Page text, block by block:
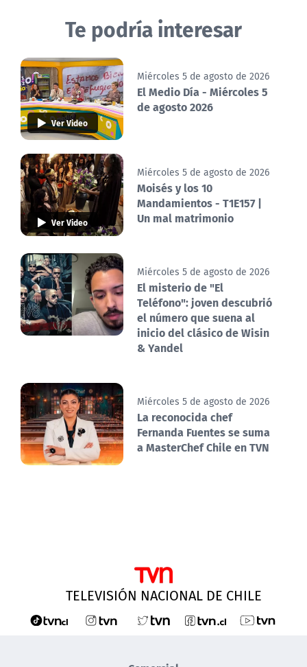
Te podría interesar
Ver Video
Miércoles 5 de agosto de 2026
El Medio Día - Miércoles 5
de agosto 2026
Ver Video
Miércoles 5 de agosto de 2026
Moisés y los 10
Mandamientos - T1E157 |
Un mal matrimonio
Miércoles 5 de agosto de 2026
El misterio de "El
Teléfono": joven descubrió
el número que suena al
inicio del clásico de Wisin
& Yandel
Miércoles 5 de agosto de 2026
La reconocida chef
Fernanda Fuentes se suma
a MasterChef Chile en TVN
TELEVISIÓN NACIONAL DE CHILE